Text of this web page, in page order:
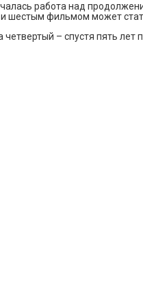
работа над
шестым фильмом может
– спустя пять лет